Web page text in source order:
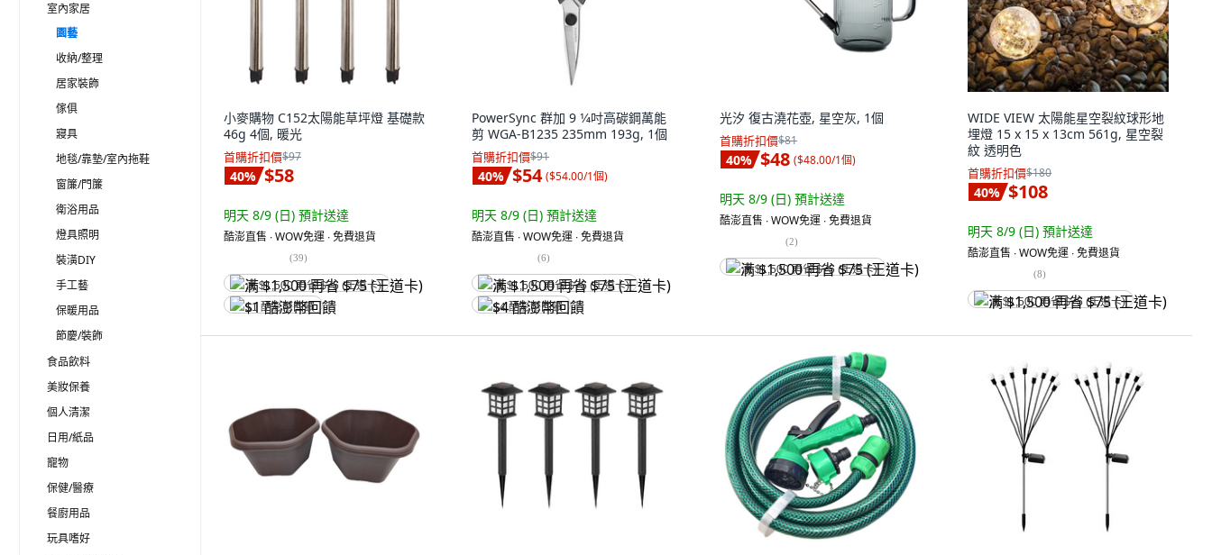
室內家居
園藝
收納/整理
居家裝飾
傢俱
寢具
地毯/靠墊/室內拖鞋
窗簾/門簾
衛浴用品
燈具照明
裝潢DIY
手工藝
保暖用品
節慶/裝飾
食品飲料
美妝保養
個人清潔
日用/紙品
寵物
保健/醫療
餐廚用品
玩具嗜好
小麥購物 C152太陽能草坪燈 基礎款
46g 4個, 暖光
首購折扣價$97
40% $58
明天 8/9 (日) 預計送達
酷澎直售 ∙ WOW免運 ∙ 免費退貨
(39)
满 $1,500 再省 $75 (王道卡)
$1 酷澎幣回饋
PowerSync 群加 9 1⁄4吋高碳鋼萬能
剪 WGA-B1235 235mm 193g, 1個
首購折扣價$91
40% $54 ($54.00/1個)
明天 8/9 (日) 預計送達
酷澎直售 ∙ WOW免運 ∙ 免費退貨
(6)
满 $1,500 再省 $75 (王道卡)
$4 酷澎幣回饋
光汐 復古澆花壺, 星空灰, 1個
首購折扣價$81
40% $48 ($48.00/1個)
明天 8/9 (日) 預計送達
酷澎直售 ∙ WOW免運 ∙ 免費退貨
(2)
满 $1,500 再省 $75 (王道卡)
WIDE VIEW 太陽能星空裂紋球形地
埋燈 15 x 15 x 13cm 561g, 星空裂
紋 透明色
首購折扣價$180
40% $108
明天 8/9 (日) 預計送達
酷澎直售 ∙ WOW免運 ∙ 免費退貨
(8)
满 $1,500 再省 $75 (王道卡)